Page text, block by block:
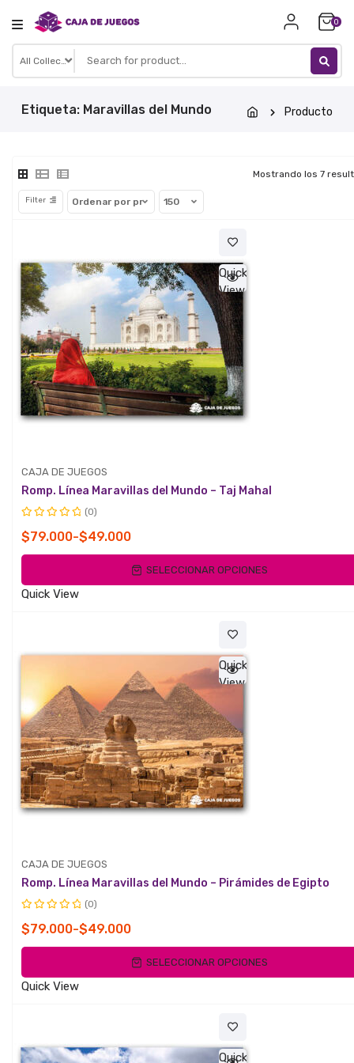
content
0
Etiqueta: Maravillas del Mundo Producto
Mostrando los 7
Filter
Quick
View
CAJA DE JUEGOS
Romp. Línea Maravillas del Mundo – Taj Mahal
con
0
5
(0)
$49.000
-
$79.000
Rango
de
desde
$79.000
SELECCIONAR OPCIONES
Quick View
Quick
View
CAJA DE JUEGOS
Romp. Línea Maravillas del Mundo – Pirámides de Egipto
con
0
5
(0)
$49.000
-
$79.000
Rango
de
desde
$79.000
SELECCIONAR OPCIONES
Quick View
Quick